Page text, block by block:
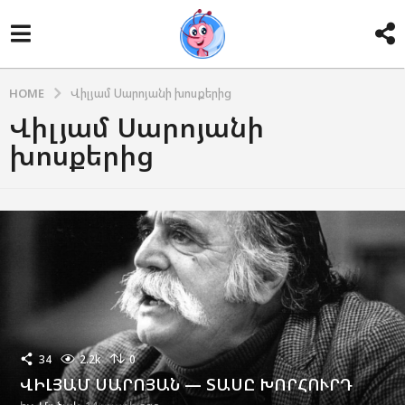
HOME Վիլյամ Սարոյանի խոսքերից
Վիլյամ Սարոյանի
խոսքերից
34 2.2k 0
ՎԻԼՅԱՄ ՍԱՐՈՅԱՆ — ՏԱՍԸ ԽՈՐՀՈՒՐԴ